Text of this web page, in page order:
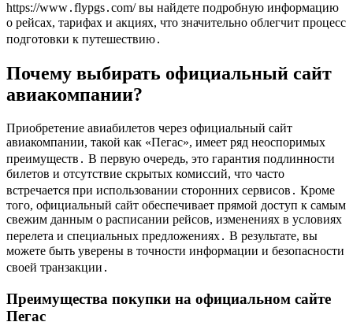
https://www․flypgs․com/ вы найдете подробную информацию
о рейсах, тарифах и акциях, что значительно облегчит процесс
подготовки к путешествию․
Почему выбирать официальный сайт
авиакомпании?
Приобретение авиабилетов через официальный сайт
авиакомпании, такой как «Пегас», имеет ряд неоспоримых
преимуществ․ В первую очередь, это гарантия подлинности
билетов и отсутствие скрытых комиссий, что часто
встречается при использовании сторонних сервисов․ Кроме
того, официальный сайт обеспечивает прямой доступ к самым
свежим данным о расписании рейсов, изменениях в условиях
перелета и специальных предложениях․ В результате, вы
можете быть уверены в точности информации и безопасности
своей транзакции․
Преимущества покупки на официальном сайте
Пегас